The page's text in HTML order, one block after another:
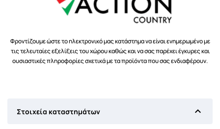
Φροντίζουμε ώστε το ηλεκτρονικό μας κατάστημα να είναι ενημερωμένο με
τις τελευταίες εξελίξεις του χώρου καθώς και να σας παρέχει έγκυρες και
ουσιαστικές πληροφορίες σχετικά με τα προϊόντα που σας ενδιαφέρουν.
Στοιχεία καταστημάτων 